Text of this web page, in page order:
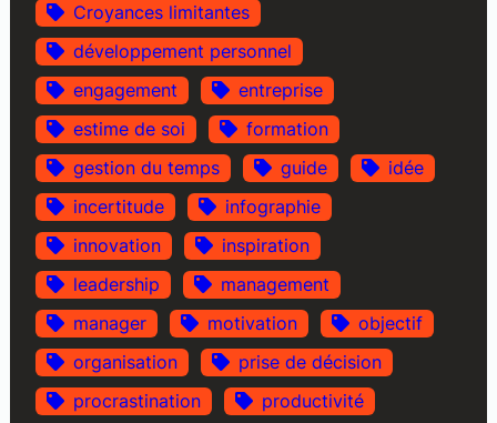
Croyances limitantes
développement personnel
engagement
entreprise
estime de soi
formation
gestion du temps
guide
idée
incertitude
infographie
innovation
inspiration
leadership
management
manager
motivation
objectif
organisation
prise de décision
procrastination
productivité